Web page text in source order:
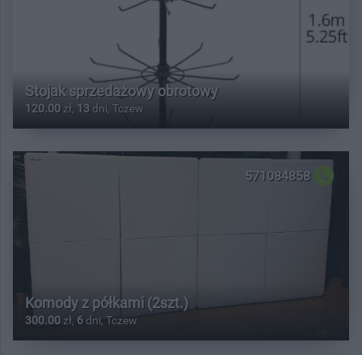
Stojak sprzedażowy obrotowy
120.00 zł, 13 dni, Tczew
571084858
Komody z półkami (2szt.)
300.00 zł, 6 dni, Tczew